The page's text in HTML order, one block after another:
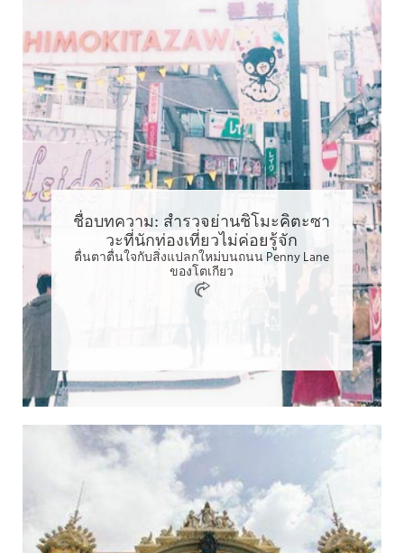
ชื่อบทความ: สำรวจย่านชิโมะคิตะซา
วะที่นักท่องเที่ยวไม่ค่อยรู้จัก
ตื่นตาตื่นใจกับสิ่งแปลกใหม่บนถนน Penny Lane
ของโตเกียว